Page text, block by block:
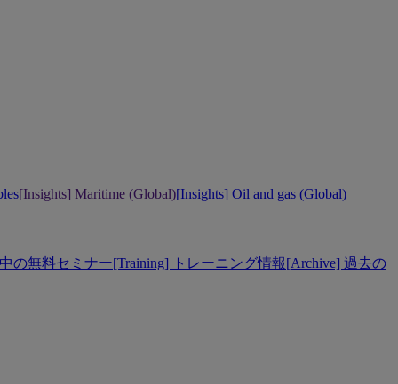
[Insights] Maritime (Global)[Insights] Oil and gas (Global)
の無料セミナー[Training] トレーニング情報[Archive] 過去の